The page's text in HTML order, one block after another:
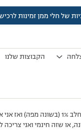
של חלי ממן זמינות
הקבוצות שלנו
לפעמים אני חוזרת לישראל לביקורים
שזה חינמי ואני